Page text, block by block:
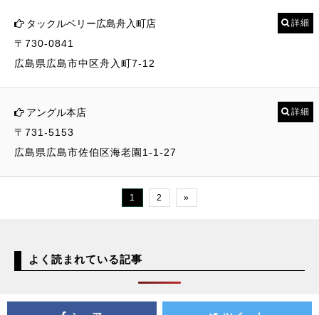
タックルベリー広島舟入町店
〒730-0841
広島県広島市中区舟入町7-12
詳細
アングル本店
〒731-5153
広島県広島市佐伯区海老園1-1-27
詳細
1 2 »
よく読まれている記事